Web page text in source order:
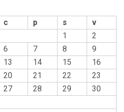
c p s
v
1
2
6 7 8
9
13 14 15
16
20 21 22
23
27 28 29
30